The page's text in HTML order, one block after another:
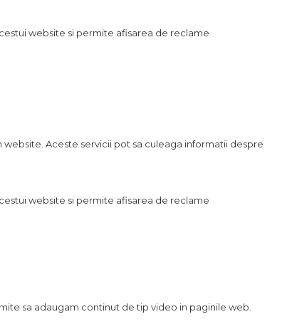
website si permite afisarea de reclame
Aceste servicii pot sa culeaga informatii despre
website si permite afisarea de reclame
sa adaugam continut de tip video in paginile web.